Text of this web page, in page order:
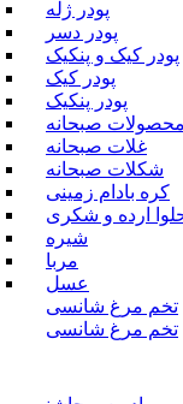
پودر ژله
پودر دسر
پودر کیک و پنکیک
پودر کیک
پودر پنکیک
محصولات صبحانه
غلات صبحانه
شکلات صبحانه
کره بادام زمینی
ارده و شکری
شیره
مربا
عسل
تخم مرغ شانسی
تخم مرغ شانسی